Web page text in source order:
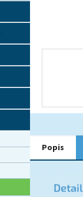
Popis